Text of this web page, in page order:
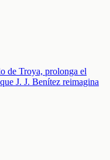
de Troya, prolonga el
J. J. Benítez reimagina